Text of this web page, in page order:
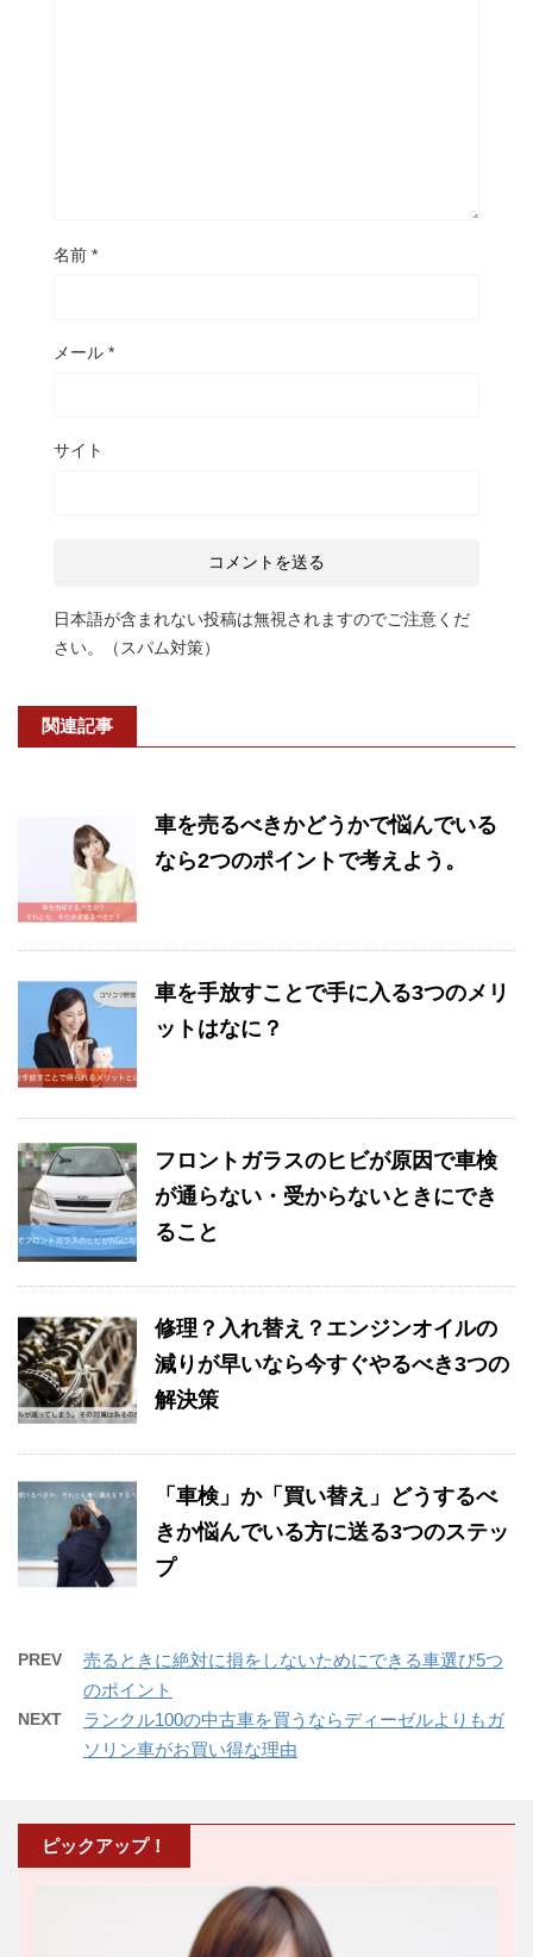
名前 *
メール *
サイト
日本語が含まれない投稿は無視されますのでご注意くだ
さい。（スパム対策）
関連記事
車を売るべきかどうかで悩んでいる
なら2つのポイントで考えよう。
車を手放すことで手に入る3つのメリ
ットはなに？
フロントガラスのヒビが原因で車検
が通らない・受からないときにでき
ること
修理？入れ替え？エンジンオイルの
減りが早いなら今すぐやるべき3つの
解決策
「車検」か「買い替え」どうするべ
きか悩んでいる方に送る3つのステッ
プ
PREV
売るときに絶対に損をしないためにできる車選び5つ
のポイント
NEXT
ランクル100の中古車を買うならディーゼルよりもガ
ソリン車がお買い得な理由
ピックアップ！